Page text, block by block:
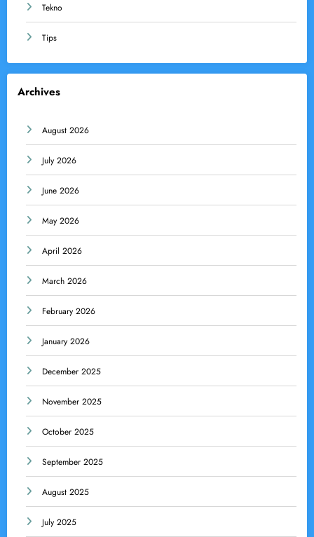
Tekno
Tips
Archives
August 2026
July 2026
June 2026
May 2026
April 2026
March 2026
February 2026
January 2026
December 2025
November 2025
October 2025
September 2025
August 2025
July 2025